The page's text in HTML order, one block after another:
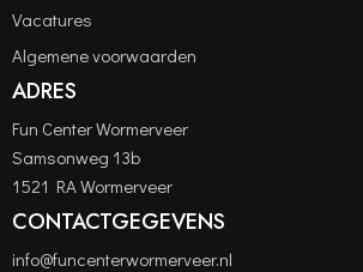
Vacatures
Algemene voorwaarden
ADRES
Fun Center Wormerveer
Samsonweg 13b
1521 RA Wormerveer
CONTACTGEGEVENS
info@funcenterwormerveer.nl